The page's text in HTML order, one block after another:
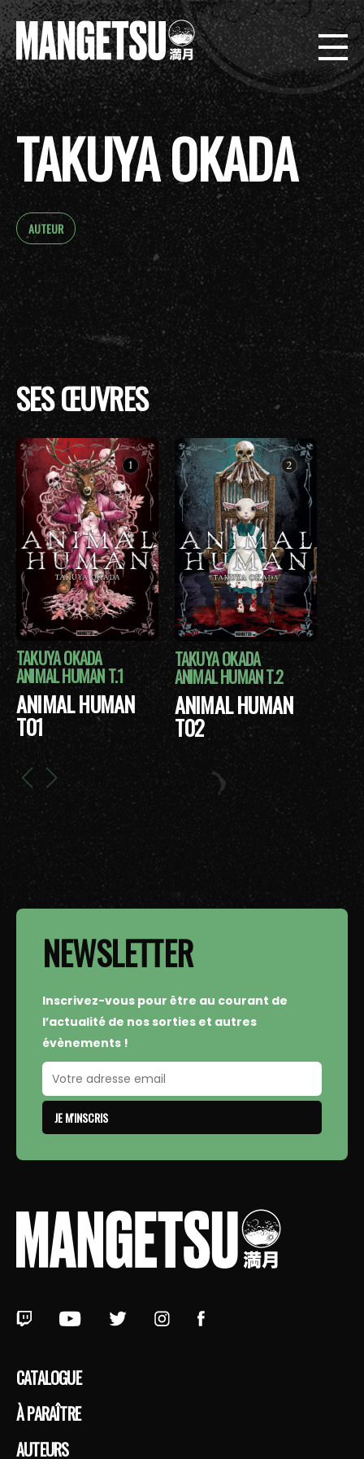
TAKUYA OKADA
AUTEUR
SES ŒUVRES
TAKUYA OKADA
ANIMAL HUMAN T.1
ANIMAL HUMAN
T01
TAKUYA OKADA
ANIMAL HUMAN T.2
ANIMAL HUMAN
T02
CATALOGUE
À PARAÎTRE
AUTEURS
NEWSLETTER
Inscrivez-vous pour être au courant de
l’actualité de nos sorties et autres
évènements !
JE M'INSCRIS